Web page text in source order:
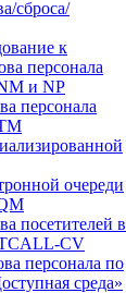
сброса/
к
персонала
и NP
персонала
очереди
посетителей в
CV
персонала по
среда»